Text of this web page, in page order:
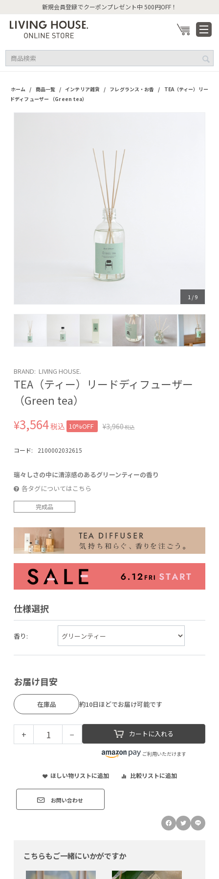
新規会員登録でクーポンプレゼント中 500円OFF！
ホーム / 商品一覧 / インテリア雑貨 / フレグランス・お香 /
TEA（ティー）リー
ドディフューザー （Green tea）
1 /9
BRAND: LIVING HOUSE.
TEA（ティー）リードディフューザー
（Green tea）
¥3,564税込 10%OFF ¥3,960税込
コード: 2100002032615
瑞々しさの中に清涼感のあるグリーンティーの香り
各タグについてはこちら
完成品
仕様選択
香り:
お届け目安
在庫品 約10日ほどでお届け可能です
+ − カートに入れる
ご利用いただけます
ほしい物リストに追加 比較リストに追加
お問い合わせ
こちらもご一緒にいかがですか